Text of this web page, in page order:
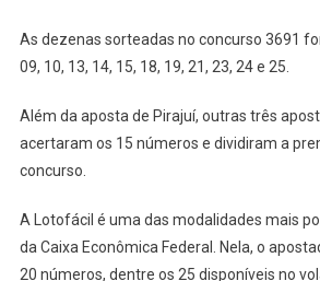
As dezenas sorteadas no concurso 3691
09, 10, 13, 14, 15, 18, 19, 21, 23, 24 e 25.
Além da aposta de Pirajuí, outras três
acertaram os 15 números e dividiram a
concurso.
A Lotofácil é uma das modalidades mais
da Caixa Econômica Federal. Nela, o
20 números, dentre os 25 disponíveis no